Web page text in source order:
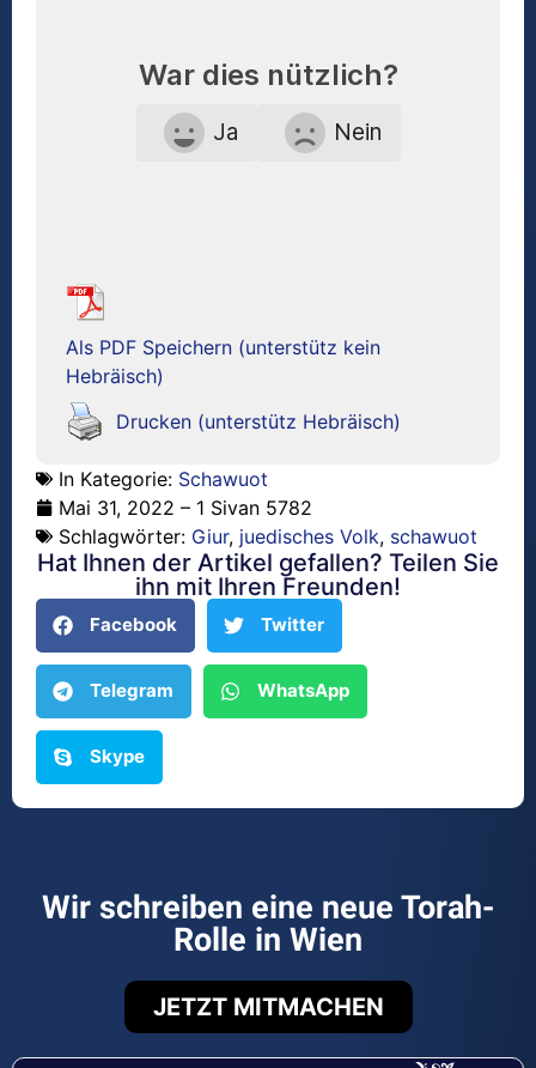
War dies nützlich?
Ja Nein
Als PDF Speichern (unterstütz kein
Hebräisch)
Drucken (unterstütz Hebräisch)
In Kategorie: Schawuot
Mai 31, 2022 – 1 Sivan 5782
Schlagwörter: Giur, juedisches Volk, schawuot
Hat Ihnen der Artikel gefallen? Teilen Sie
ihn mit Ihren Freunden!
Facebook Twitter
Telegram WhatsApp
Skype
Wir schreiben eine neue Torah-
Rolle in Wien
JETZT MITMACHEN